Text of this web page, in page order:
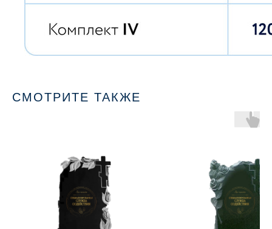
СМОТРИТЕ ТАКЖЕ